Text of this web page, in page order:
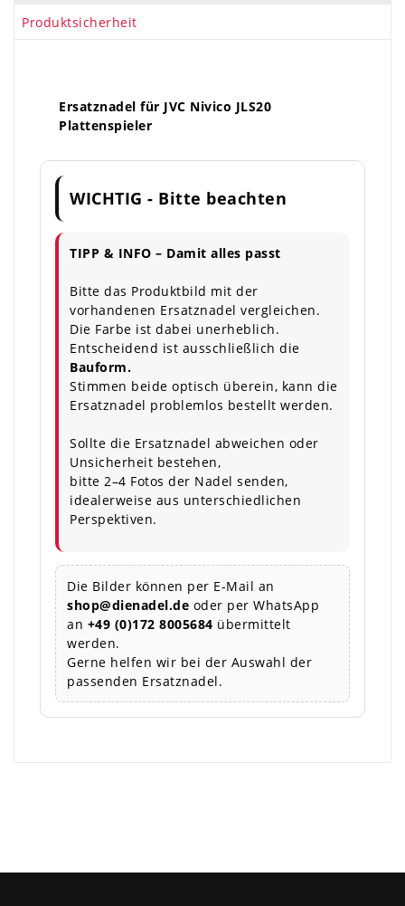
Produktsicherheit
Ersatznadel für JVC Nivico JLS20
Plattenspieler
WICHTIG - Bitte beachten
TIPP & INFO – Damit alles passt
Bitte das Produktbild mit der
vorhandenen Ersatznadel vergleichen.
Die Farbe ist dabei unerheblich.
Entscheidend ist ausschließlich die
Bauform.
Stimmen beide optisch überein, kann die
Ersatznadel problemlos bestellt werden.
Sollte die Ersatznadel abweichen oder
Unsicherheit bestehen,
bitte 2–4 Fotos der Nadel senden,
idealerweise aus unterschiedlichen
Perspektiven.
Die Bilder können per E-Mail an
shop@dienadel.de oder per WhatsApp
an +49 (0)172 8005684 übermittelt
werden.
Gerne helfen wir bei der Auswahl der
passenden Ersatznadel.